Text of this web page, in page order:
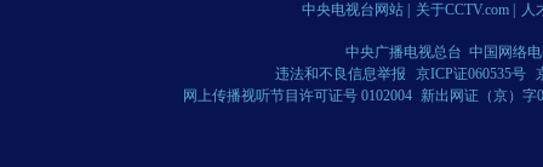
中央电视台网站 关于CCTV.com 人
中央广播电视总台 中国网络
违法和不良信息举报
京ICP证060535号
网上传播视听节目许可证号 0102004 新出网证（京）